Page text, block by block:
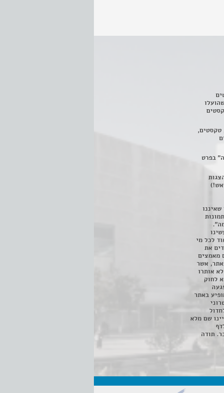
3500 מחזות, שהועלו
טקסטים,
בפרט
מרווח ובו ניתן לצפות ב- 400 הצגות
לכל מי
את
מאמצים
אשר
אותרו
בעלי הזכויות, השימוש נעשה על פי סעיף 27א לחוק
נפגעה
באתר
שם מלא
תודה